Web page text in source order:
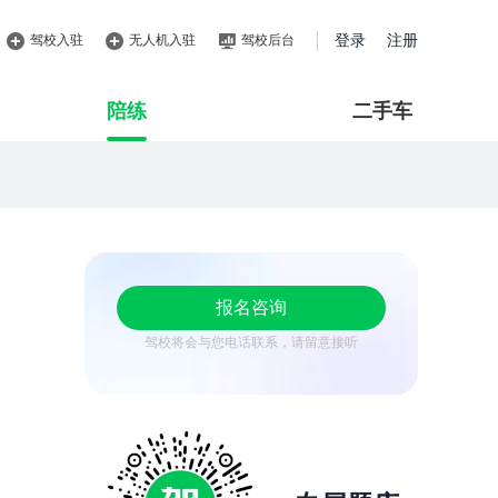
驾校入驻 无人机入驻 驾校后台 登录 注册
陪练 二手车
报名咨询
驾校将会与您电话联系，请留意接听